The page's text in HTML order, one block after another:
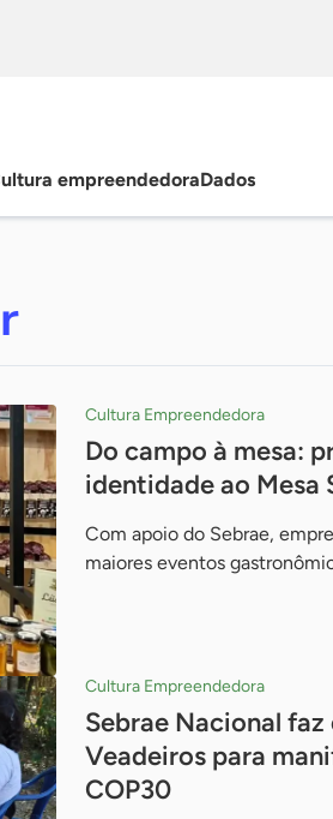
empreendedoraDados
Cultura Empreendedora
Do campo à mesa:
identidade ao Mesa
Com apoio do Sebrae,
maiores eventos
Cultura Empreendedora
Sebrae Nacional
Veadeiros para
COP30